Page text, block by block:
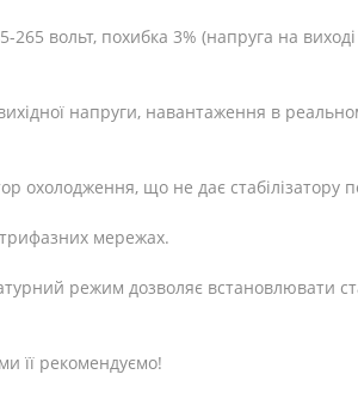
вольт, похибка 3% (напруга на
напруги, навантаження в
охолодження, що не дає стабілізатору
мережах.
режим дозволяє встановлювати
її рекомендуємо!